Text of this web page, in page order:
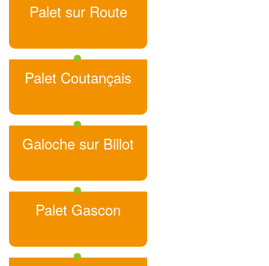
Palet sur Route
Palet Coutançais
Galoche sur Billot
Palet Gascon